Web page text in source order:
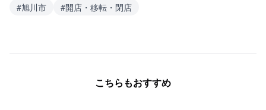
#旭川市 #開店・移転・閉店
こちらもおすすめ